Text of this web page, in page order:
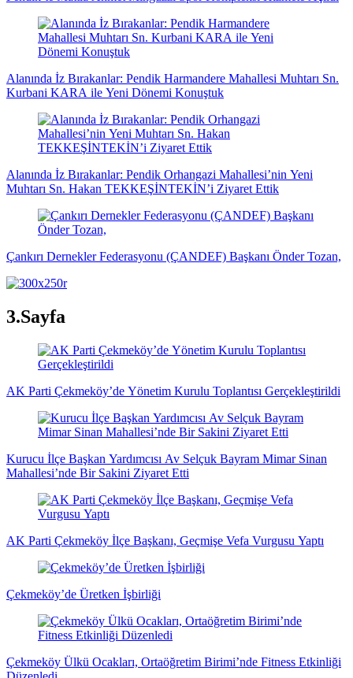
Alanında İz Bırakanlar: Pendik Harmandere Mahallesi Muhtarı Sn.
Kurbani KARA ile Yeni Dönemi Konuştuk
Alanında İz Bırakanlar: Pendik Orhangazi Mahallesi’nin Yeni
Muhtarı Sn. Hakan TEKKEŞİNTEKİN’i Ziyaret Ettik
Çankırı Dernekler Federasyonu (ÇANDEF) Başkanı Önder Tozan,
3.Sayfa
AK Parti Çekmeköy’de Yönetim Kurulu Toplantısı Gerçekleştirildi
Kurucu İlçe Başkan Yardımcısı Av Selçuk Bayram Mimar Sinan
Mahallesi’nde Bir Sakini Ziyaret Etti
AK Parti Çekmeköy İlçe Başkanı, Geçmişe Vefa Vurgusu Yaptı
Çekmeköy’de Üretken İşbirliği
Çekmeköy Ülkü Ocakları, Ortaöğretim Birimi’nde Fitness Etkinliği